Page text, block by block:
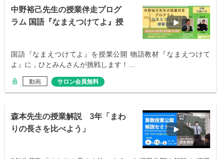
中野裕己先生の授業伴走プログ
ラム 国語『なまえつけてよ』授
国語『なまえつけてよ』を授業公開 物語教材『なまえつけて
よ』に，ひとみんさんが挑戦します！…
動画 サロン会員無料
森本先生の授業解説 3年「まわ
りの長さを比べよう」